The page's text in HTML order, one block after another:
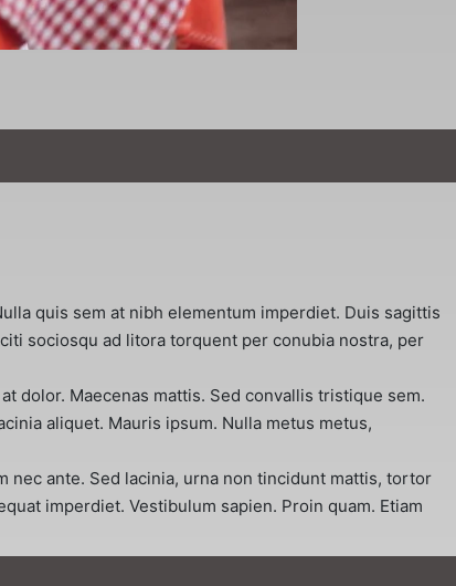
quis sem at nibh elementum imperdiet. Duis sagittis
sociosqu ad litora torquent per conubia nostra, per
dolor. Maecenas mattis. Sed convallis tristique sem.
aliquet. Mauris ipsum. Nulla metus metus,
nec ante. Sed lacinia, urna non tincidunt mattis, tortor
imperdiet. Vestibulum sapien. Proin quam. Etiam